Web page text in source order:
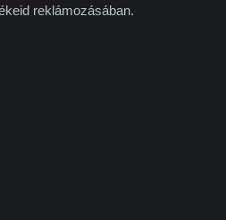
reklámozásában.